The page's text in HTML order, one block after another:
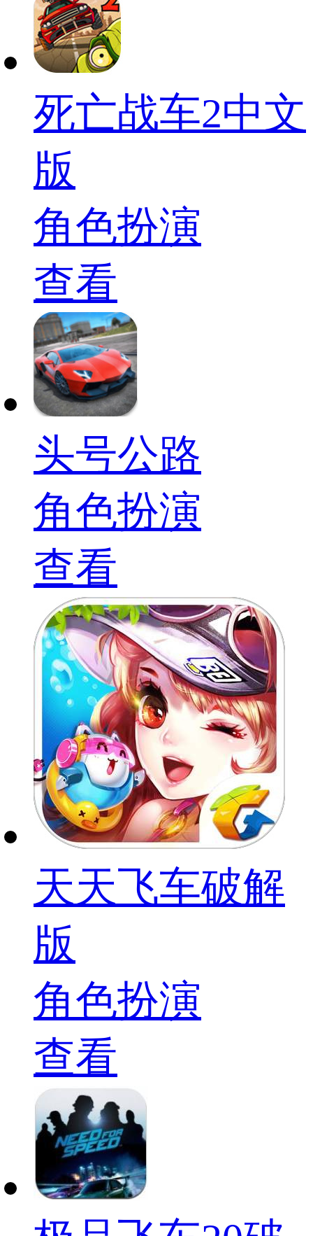
死亡战车2中文
版
角色扮演
查看
头号公路
角色扮演
查看
天天飞车破解
版
角色扮演
查看